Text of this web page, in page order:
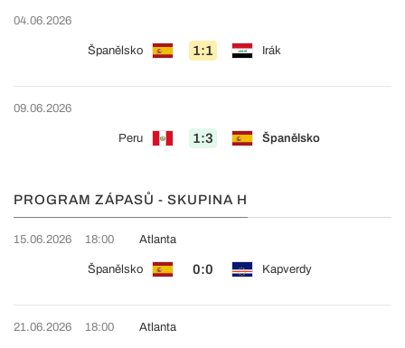
04.06.2026
Španělsko 1:1 Irák
09.06.2026
Peru 1:3 Španělsko
PROGRAM ZÁPASŮ - SKUPINA H
15.06.2026 18:00
Španělsko 0:0 Kapverdy
Atlanta
21.06.2026 18:00 Atlanta